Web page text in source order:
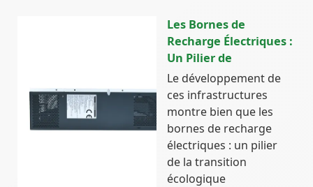
Les Bornes de
Recharge Électriques :
Un Pilier de
Le développement de
ces infrastructures
montre bien que les
bornes de recharge
électriques : un pilier
de la transition
écologique